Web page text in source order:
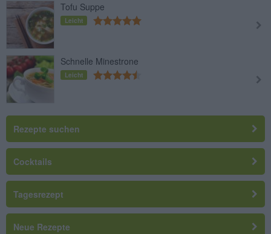
Tofu Suppe
Leicht
Schnelle Minestrone
Leicht
Rezepte suchen
Cocktails
Tagesrezept
Neue Rezepte